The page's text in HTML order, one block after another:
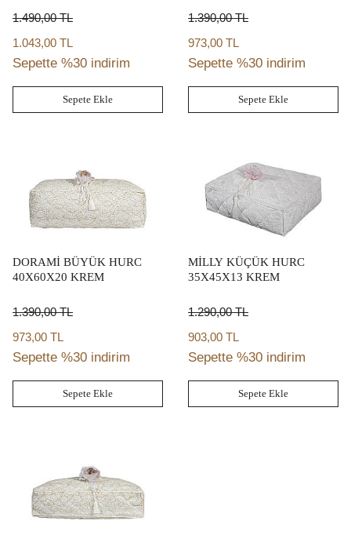
1.490,00TL
1.043,00 TL
Sepette %30 indirim
Sepete Ekle
1.390,00TL
973,00 TL
Sepette %30 indirim
Sepete Ekle
DORAMİ BÜYÜK HURC
40X60X20 KREM
1.390,00TL
973,00 TL
Sepette %30 indirim
Sepete Ekle
MİLLY KÜÇÜK HURC
35X45X13 KREM
1.290,00TL
903,00 TL
Sepette %30 indirim
Sepete Ekle